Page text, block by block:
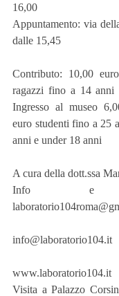
16,00
Appuntamento: via
dalle 15,45
Contributo: 10,00
ragazzi fino a 14 anni
Ingresso al museo
euro studenti fino a 25
anni e under 18 anni
A cura della dott.ssa
Info e
info@laboratorio104.it
www.laboratorio104.it
Visita a Palazzo